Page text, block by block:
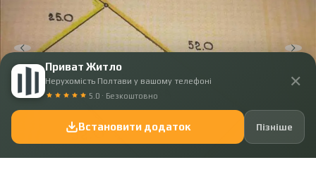
Приват Житло
Нерухомість Полтави у вашому телефоні
5.0 · Безкоштовно
✕
Встановити додаток Пізніше